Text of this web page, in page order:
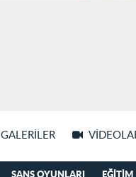
GALERILER